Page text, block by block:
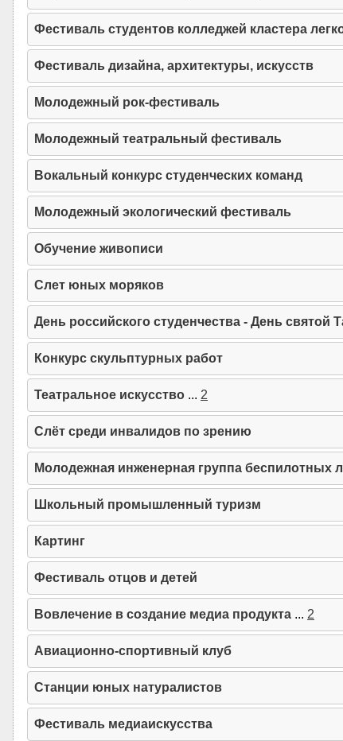
Фестиваль студентов колледжей кластера
Фестиваль дизайна, архитектуры, искусств
Молодежный рок-фестиваль
Молодежный театральный фестиваль
Вокальный конкурс студенческих команд
Молодежный экологический фестиваль
Обучение живописи
Слет юных моряков
День российского студенчества - День святой
Конкурс скульптурных работ
Театральное искусство ... 2
Слёт среди инвалидов по зрению
Молодежная инженерная группа беспилотных
Школьный промышленный туризм
Картинг
Фестиваль отцов и детей
Вовлечение в создание медиа продукта ... 2
Авиационно-спортивный клуб
Станции юных натуралистов
Фестиваль медиаискусства